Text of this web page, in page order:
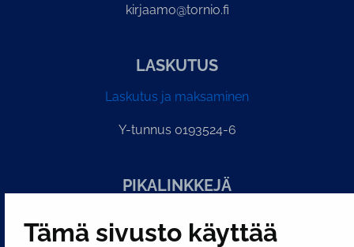
Tämä sivusto käyttää
kirjaamo@tornio.fi
LASKUTUS
Laskutus ja maksaminen
Y-tunnus 0193524-6
PI­KA­LINK­KE­JÄ
Näytä evästeasetukseni